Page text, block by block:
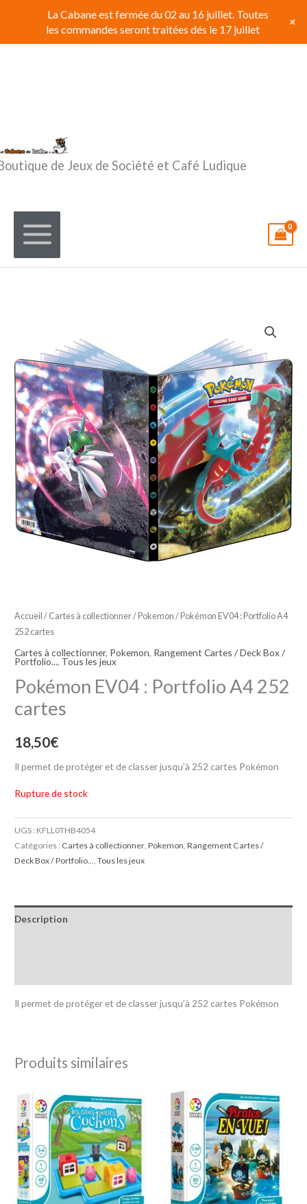
contenu
de Jeux de Société et Café Ludique
Accueil / Cartes à collectionner/ Pokemon / Pokémon EV04 : Portfolio A4
252 cartes
Cartes à collectionner, Pokemon, Rangement Cartes / Deck Box /
Portfolio..., Tous les jeux
Pokémon EV04 : Portfolio A4 252
cartes
18,50€
Il permet de protéger et de classer jusqu’à 252 cartes Pokémon
Rupture de stock
UGS : KFLL0THB4054
Catégories : Cartes à collectionner ,Pokemon ,Rangement Cartes /
Deck Box / Portfolio...
,Tous les jeux
Description
Il permet de protéger et de classer jusqu’à 252 cartes Pokémon
Produits similaires
La Cabane est fermée du 02 au 16 juillet. Toutes
les commandes seront traitées dés le 17 juillet
+